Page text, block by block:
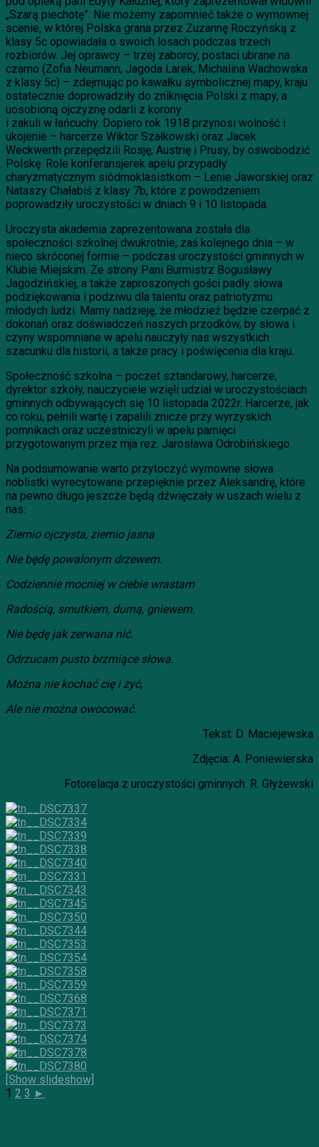
„Szarą piechotę”. Nie możemy zapomnieć także o wymownej
scenie, w której Polska grana przez Zuzannę Roczyńską z
klasy 5c opowiadała o swoich losach podczas trzech
rozbiorów. Jej oprawcy – trzej zaborcy, postaci ubrane na
czarno (Zofia Neumann, Jagoda Larek, Michalina Wachowska
z klasy 5c) – zdejmując po kawałku symbolicznej mapy, kraju
ostatecznie doprowadziły do zniknięcia Polski z mapy, a
uosobioną ojczyznę odarli z korony
i zakuli w łańcuchy. Dopiero rok 1918 przynosi wolność i
ukojenie – harcerze Wiktor Szałkowski oraz Jacek
Weckwerth przepędzili Rosję, Austrię i Prusy, by oswobodzić
Polskę. Role konferansjerek apelu przypadły
charyzmatycznym siódmoklasistkom – Lenie Jaworskiej oraz
Nataszy Chałabiś z klasy 7b, które z powodzeniem
poprowadziły uroczystości w dniach 9 i 10 listopada.
Uroczysta akademia zaprezentowana została dla
społeczności szkolnej dwukrotnie, zaś kolejnego dnia – w
nieco skróconej formie – podczas uroczystości gminnych w
Klubie Miejskim. Ze strony Pani Burmistrz Bogusławy
Jagodzińskiej, a także zaproszonych gości padły słowa
podziękowania i podziwu dla talentu oraz patriotyzmu
młodych ludzi. Mamy nadzieję, że młodzież będzie czerpać z
dokonań oraz doświadczeń naszych przodków, by słowa i
czyny wspomniane w apelu nauczyły nas wszystkich
szacunku dla historii, a także pracy i poświęcenia dla kraju.
Społeczność szkolna – poczet sztandarowy, harcerze,
dyrektor szkoły, nauczyciele wzięli udział w uroczystościach
gminnych odbywających się 10 listopada 2022r. Harcerze, jak
co roku, pełnili wartę i zapalili znicze przy wyrzyskich
pomnikach oraz uczestniczyli w apelu pamięci
przygotowanym przez mja rez. Jarosława Odrobińskiego.
Na podsumowanie warto przytoczyć wymowne słowa
noblistki wyrecytowane przepięknie przez Aleksandrę, które
na pewno długo jeszcze będą dźwięczały w uszach wielu z
nas:
Ziemio ojczysta, ziemio jasna
Nie będę powalonym drzewem.
Codziennie mocniej w ciebie wrastam
Radością, smutkiem, dumą, gniewem.
Nie będę jak zerwana nić.
Odrzucam pusto brzmiące słowa.
Można nie kochać cię i żyć,
Ale nie można owocować.
Tekst: D. Maciejewska
Zdjęcia: A. Poniewierska
Fotorelacja z uroczystości gminnych: R. Głyżewski
[Show slideshow]
1 2 3 ►